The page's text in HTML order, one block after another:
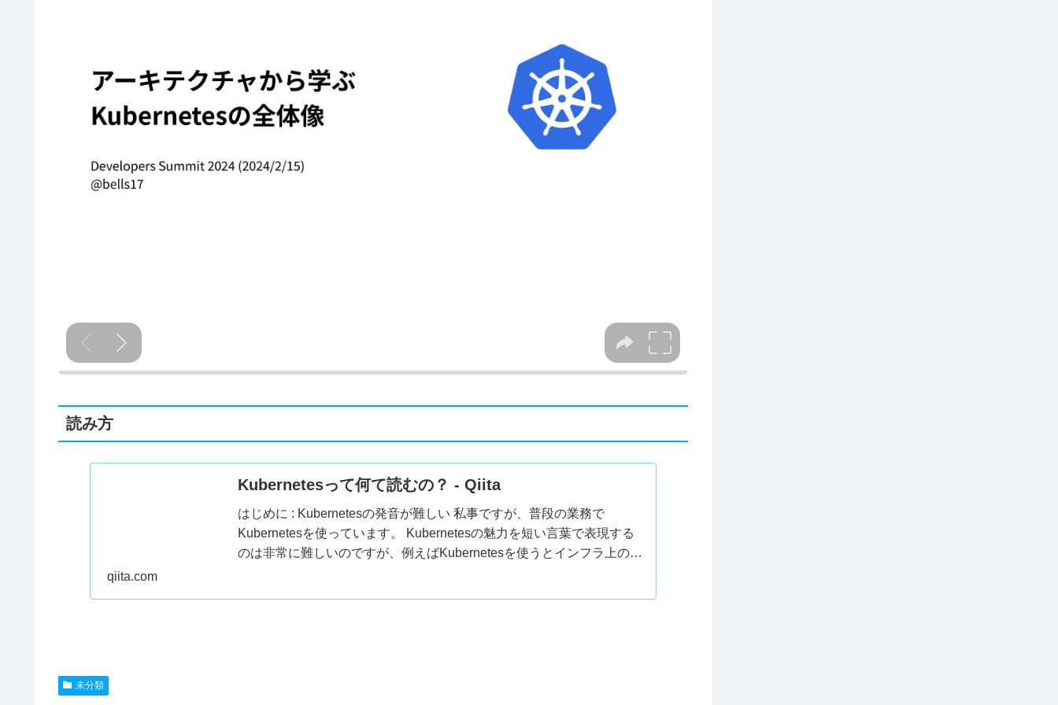
読み方
Kubernetesって何て読むの？ - Qiita
はじめに : Kubernetesの発音が難しい 私事ですが、普段の業務で
Kubernetesを使っています。 Kubernetesの魅力を短い言葉で表現する
のは非常に難しいのですが、例えばKubernetesを使うとインフラ上のサ
qiita.com
未分類